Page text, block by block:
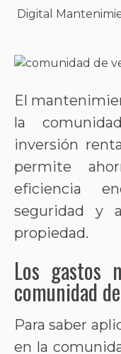
Digital
El
la
inversión
permite
eficiencia
seguridad y
propiedad.
Los gastos
comunidad
Para saber
en la